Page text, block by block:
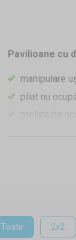
Pavilioane cu
manipulare
pliat nu
grădină,
alegere
Toate 2x2